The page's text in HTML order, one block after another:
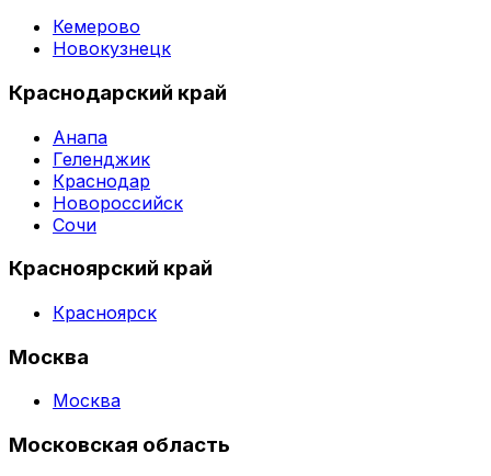
Кемерово
Новокузнецк
Краснодарский край
Анапа
Геленджик
Краснодар
Новороссийск
Сочи
Красноярский край
Красноярск
Москва
Москва
Московская область